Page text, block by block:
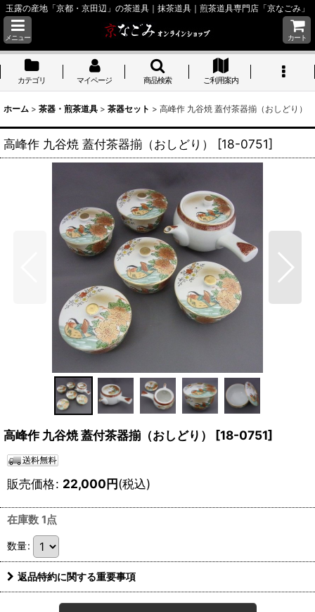
玉露の産地「京都・京田辺」の茶道具｜抹茶道具｜煎茶道具専門店「京なごみ」
メニュー カート
カテゴリ マイページ 商品検索 ご利用案内
ホーム > 茶器・煎茶道具 > 茶器セット > 高峰作 九谷焼 蓋付茶器揃（おしどり）
高峰作 九谷焼 蓋付茶器揃（おしどり） [18-0751]
高峰作 九谷焼 蓋付茶器揃（おしどり） [18-0751]
販売価格: 22,000円(税込)
在庫数 1点
数量:
返品特約に関する重要事項